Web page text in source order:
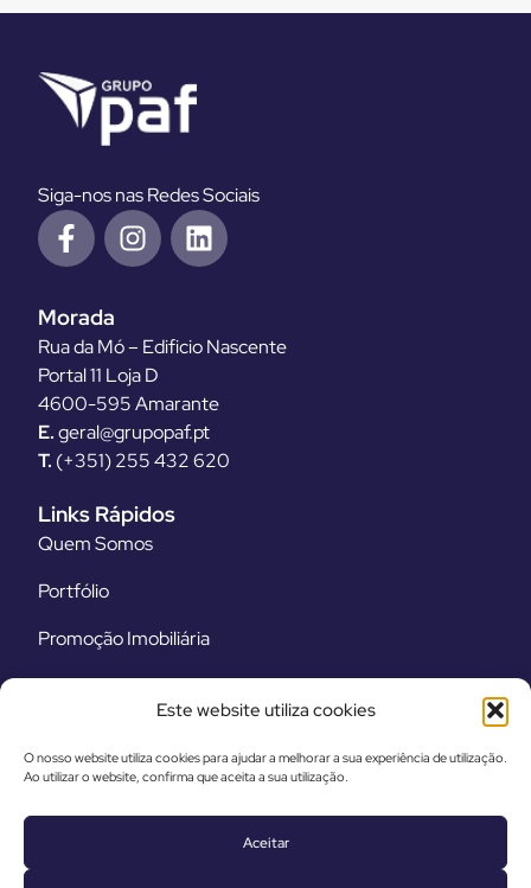
Este website utiliza cookies
O nosso website utiliza cookies para ajudar a melhorar a sua experiência de utilização.
Ao utilizar o website, confirma que aceita a sua utilização.
Aceitar
Siga-nos nas Redes Sociais
Morada
Rua da Mó – Edificio Nascente
Portal 11 Loja D
4600-595 Amarante
E.geral@grupopaf.pt
T. (+351) 255 432 620
Links Rápidos
Quem Somos
Portfólio
Promoção Imobiliária
Equipamentos
Termos e Condições
Política de Privacidade